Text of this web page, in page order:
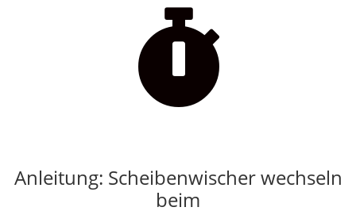

Anleitung: Scheibenwischer wechseln
beim